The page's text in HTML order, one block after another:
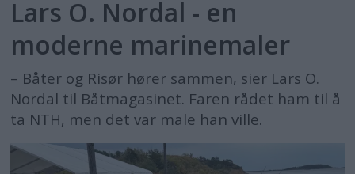
Lars O. Nordal - en
moderne marinemaler
– Båter og Risør hører sammen, sier Lars O.
Nordal til Båtmagasinet. Faren rådet ham til å
ta NTH, men det var male han ville.